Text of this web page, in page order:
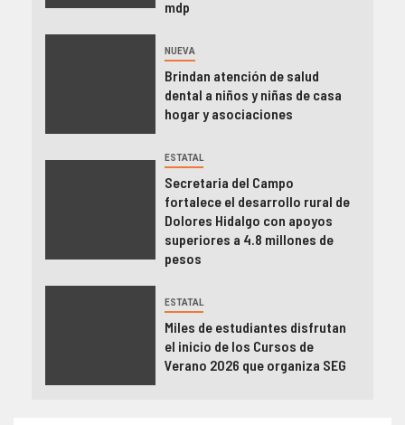
mdp
NUEVA
Brindan atención de salud
dental a niños y niñas de casa
hogar y asociaciones
ESTATAL
Secretaria del Campo
fortalece el desarrollo rural de
Dolores Hidalgo con apoyos
superiores a 4.8 millones de
pesos
ESTATAL
Miles de estudiantes disfrutan
el inicio de los Cursos de
Verano 2026 que organiza SEG